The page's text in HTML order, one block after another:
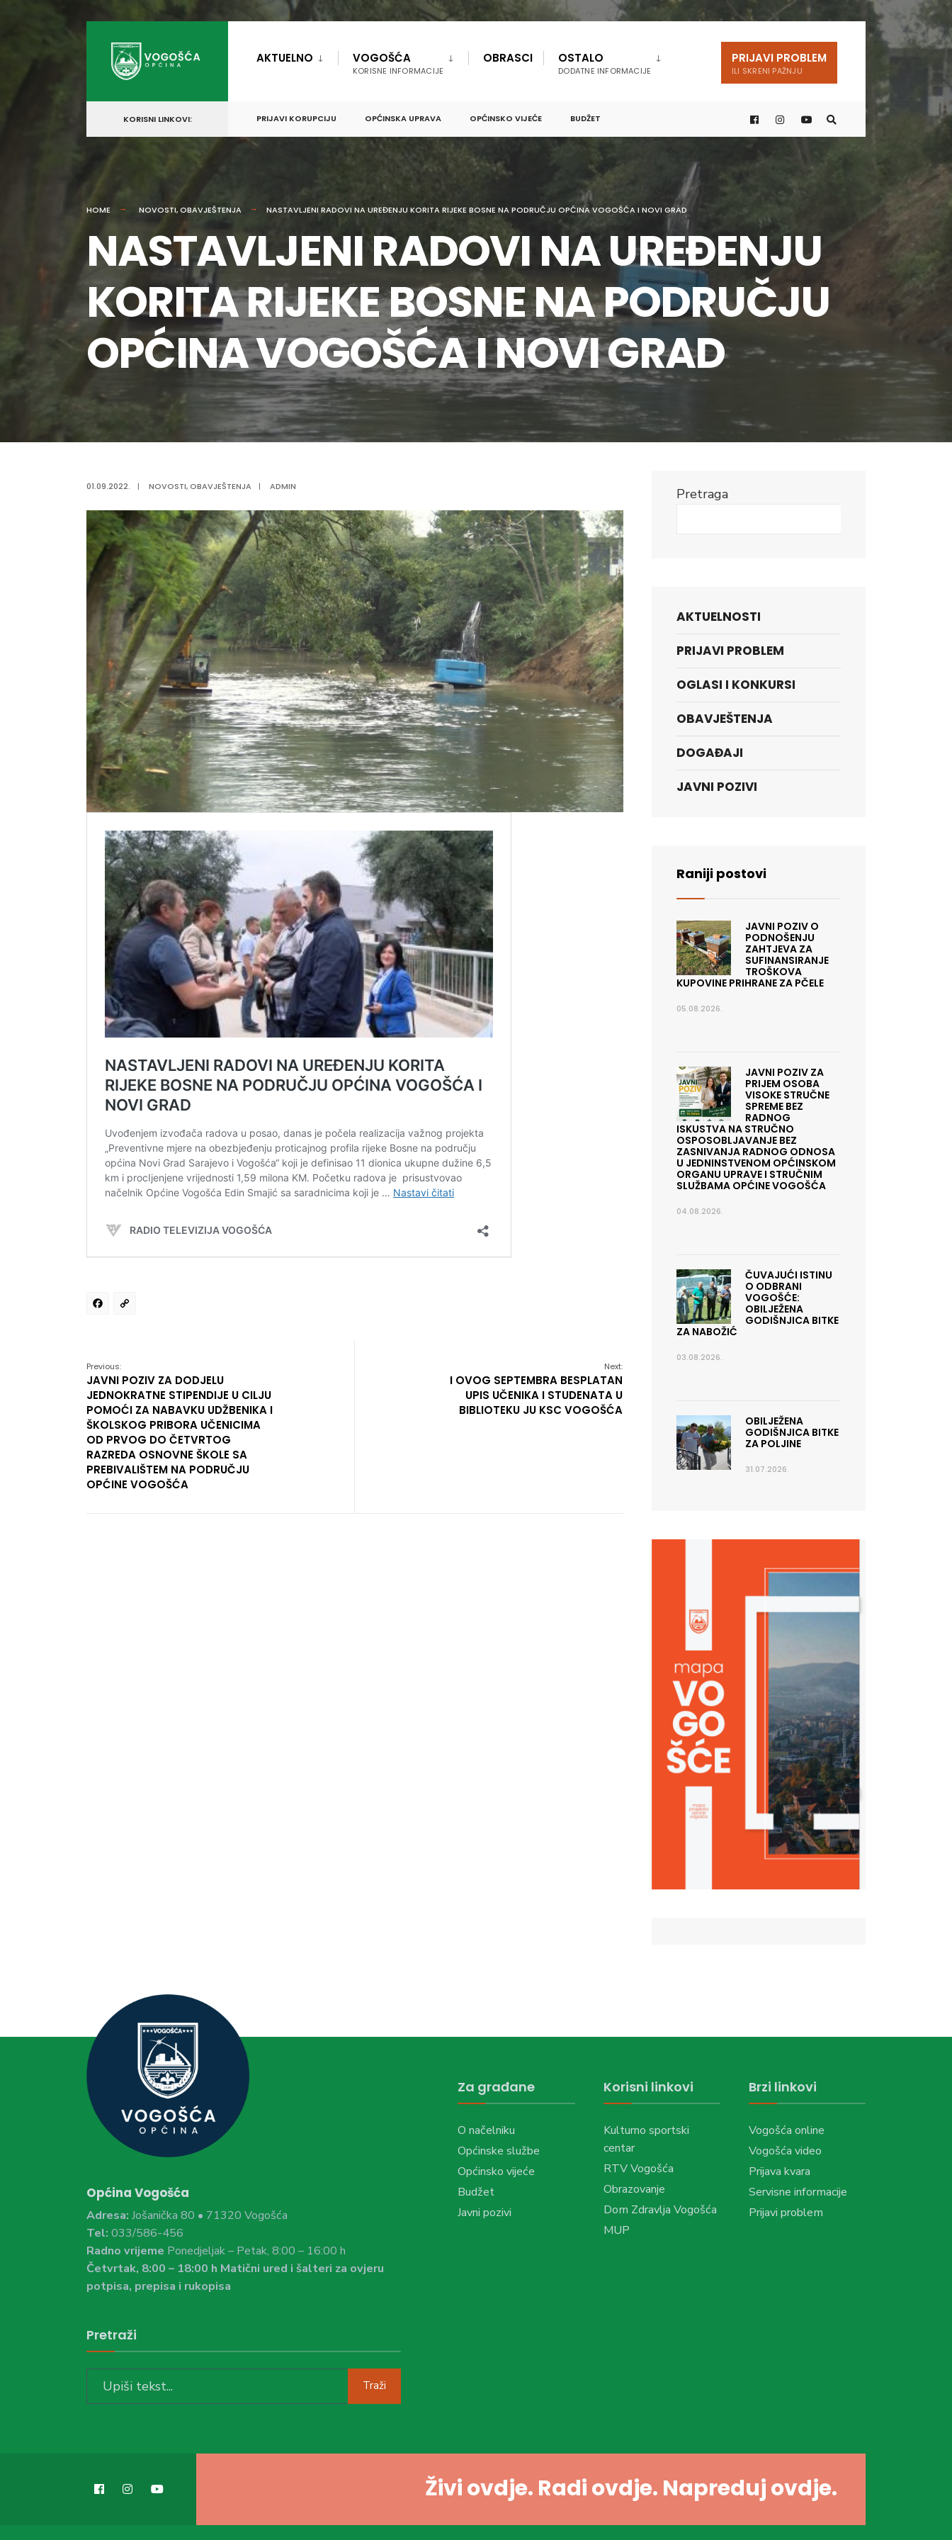
content
AKTUELNO VOGOŠĆA
KORISNE INFORMACIJE
OBRASCI OSTALO
DODATNE INFORMACIJE
PRIJAVI PROBLEM
ILI SKRENI PAŽNJU
KORISNI LINKOVI: PRIJAVI KORUPCIJU OPĆINSKA UPRAVA OPĆINSKO VIJEĆE BUDŽET
HOME NOVOSTI,OBAVJEŠTENJA NASTAVLJENI RADOVI NA UREĐENJU KORITA RIJEKE BOSNE NA PODRUČJU OPĆINA VOGOŠĆA I NOVI GRAD
NASTAVLJENI RADOVI NA UREĐENJU
KORITA RIJEKE BOSNE NA PODRUČJU
OPĆINA VOGOŠĆA I NOVI GRAD
01.09.2022. | NOVOSTI,OBAVJEŠTENJA | ADMIN
Facebook
Previous:
JAVNI POZIV ZA DODJELU
JEDNOKRATNE STIPENDIJE U CILJU
POMOĆI ZA NABAVKU UDŽBENIKA I
ŠKOLSKOG PRIBORA UČENICIMA
OD PRVOG DO ČETVRTOG
RAZREDA OSNOVNE ŠKOLE SA
PREBIVALIŠTEM NA PODRUČJU
OPĆINE VOGOŠĆA
Next:
I OVOG SEPTEMBRA BESPLATAN
UPIS UČENIKA I STUDENATA U
BIBLIOTEKU JU KSC VOGOŠĆA
Pretraga
AKTUELNOSTI
PRIJAVI PROBLEM
OGLASI I KONKURSI
OBAVJEŠTENJA
DOGAĐAJI
JAVNI POZIVI
Raniji postovi
JAVNI POZIV O
PODNOŠENJU
ZAHTJEVA ZA
SUFINANSIRANJE
TROŠKOVA
KUPOVINE PRIHRANE ZA PČELE
05.08.2026.
JAVNI POZIV ZA
PRIJEM OSOBA
VISOKE STRUČNE
SPREME BEZ
RADNOG
ISKUSTVA NA STRUČNO
OSPOSOBLJAVANJE BEZ
ZASNIVANJA RADNOG ODNOSA
U JEDNINSTVENOM OPĆINSKOM
ORGANU UPRAVE I STRUČNIM
SLUŽBAMA OPĆINE VOGOŠĆA
04.08.2026.
ČUVAJUĆI ISTINU
O ODBRANI
VOGOŠĆE:
OBILJEŽENA
GODIŠNJICA BITKE
ZA NABOŽIĆ
03.08.2026.
OBILJEŽENA
GODIŠNJICA BITKE
ZA POLJINE
31.07.2026.
Općina Vogošća
Adresa: Jošanička 80 • 71320 Vogošća
Tel: 033/586-456
Radno vrijeme Ponedjeljak – Petak, 8:00 – 16:00 h
Četvrtak, 8:00 – 18:00 h Matični ured i šalteri za ovjeru
potpisa, prepisa i rukopisa
Pretraži
Traži
Za građane
O načelniku
Općinske službe
Općinsko vijeće
Budžet
Javni pozivi
Korisni linkovi
Kulturno sportski
centar
RTV Vogošća
Obrazovanje
Dom Zdravlja Vogošća
MUP
Brzi linkovi
Vogošća online
Vogošća video
Prijava kvara
Servisne informacije
Prijavi problem
Živi ovdje. Radi ovdje. Napreduj ovdje.